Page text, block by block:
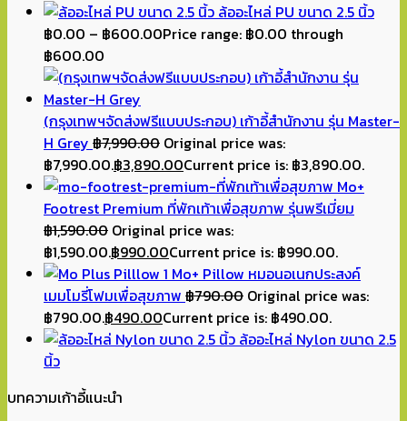
ล้ออะไหล่ PU ขนาด 2.5 นิ้ว
฿0.00 – ฿600.00Price range: ฿0.00 through
฿600.00
(กรุงเทพฯจัดส่งฟรีแบบประกอบ) เก้าอี้สำนักงาน รุ่น Master-
H Grey ฿7,990.00 Original price was:
฿7,990.00.฿3,890.00Current price is: ฿3,890.00.
Mo+
Footrest Premium ที่พักเท้าเพื่อสุขภาพ รุ่นพรีเมี่ยม
฿1,590.00 Original price was:
฿1,590.00.฿990.00Current price is: ฿990.00.
Mo+ Pillow หมอนอเนกประสงค์
เมมโมรี่โฟมเพื่อสุขภาพ ฿790.00 Original price was:
฿790.00.฿490.00Current price is: ฿490.00.
ล้ออะไหล่ Nylon ขนาด 2.5
นิ้ว
บทความเก้าอี้แนะนำ